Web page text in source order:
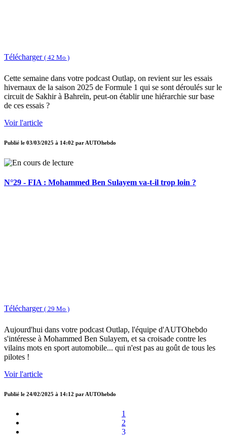
Télécharger ( 42 Mo )
Cette semaine dans votre podcast Outlap, on revient sur les essais
hivernaux de la saison 2025 de Formule 1 qui se sont déroulés sur le
circuit de Sakhir à Bahreïn, peut-on établir une hiérarchie sur base
de ces essais ?
Voir l'article
Publié le 03/03/2025 à 14:02 par AUTOhebdo
N°29 - FIA : Mohammed Ben Sulayem va-t-il trop loin ?
Télécharger ( 29 Mo )
Aujourd'hui dans votre podcast Outlap, l'équipe d'AUTOhebdo
s'intéresse à Mohammed Ben Sulayem, et sa croisade contre les
vilains mots en sport automobile... qui n'est pas au goût de tous les
pilotes !
Voir l'article
Publié le 24/02/2025 à 14:12 par AUTOhebdo
1
2
3